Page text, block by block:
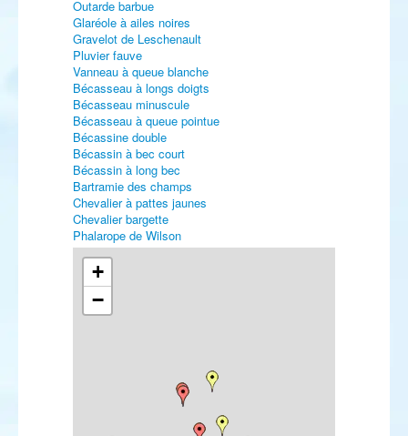
Outarde barbue
Glaréole à ailes noires
Gravelot de Leschenault
Pluvier fauve
Vanneau à queue blanche
Bécasseau à longs doigts
Bécasseau minuscule
Bécasseau à queue pointue
Bécassine double
Bécassin à bec court
Bécassin à long bec
Bartramie des champs
Chevalier à pattes jaunes
Chevalier bargette
Phalarope de Wilson
Mouette atricille
Mouette de Franklin
Mouette de Ross
Mouette blanche
Goéland dominicain
Engoulevent d'Amérique
Ammomane élégante
+
−